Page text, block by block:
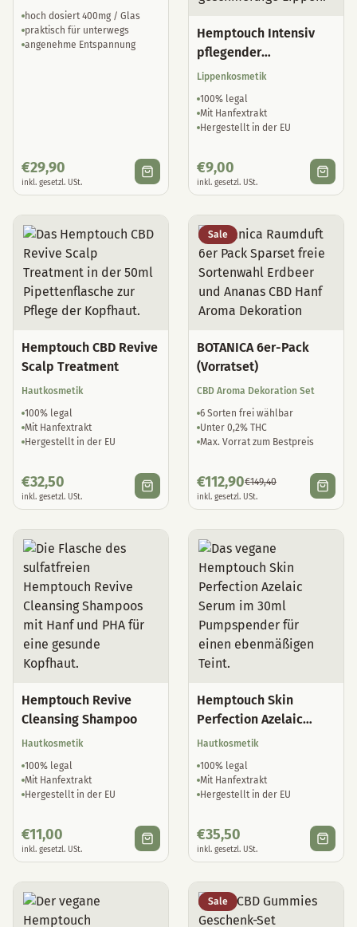
hoch dosiert 400mg / Glas
praktisch für unterwegs
angenehme Entspannung
€29,90
inkl. gesetzl. USt.
Hemptouch Intensiv
pflegender
Lippenbalsam
Lippenkosmetik
100% legal
Mit Hanfextrakt
Hergestellt in der EU
€9,00
inkl. gesetzl. USt.
Hemptouch CBD Revive
Scalp Treatment
Hautkosmetik
100% legal
Mit Hanfextrakt
Hergestellt in der EU
€32,50
inkl. gesetzl. USt.
Sale
BOTANICA 6er-Pack
(Vorratset)
CBD Aroma Dekoration Set
6 Sorten frei wählbar
Unter 0,2% THC
Max. Vorrat zum Bestpreis
€112,90€149,40
inkl. gesetzl. USt.
Hemptouch Revive
Cleansing Shampoo
Hautkosmetik
100% legal
Mit Hanfextrakt
Hergestellt in der EU
€11,00
inkl. gesetzl. USt.
Hemptouch Skin
Perfection Azelaic
Serum
Hautkosmetik
100% legal
Mit Hanfextrakt
Hergestellt in der EU
€35,50
inkl. gesetzl. USt.
Sale